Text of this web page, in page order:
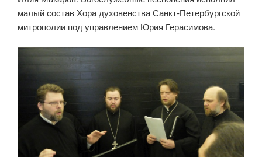
малый состав Хора духовенства Санкт-Петербургской
митрополии под управлением Юрия Герасимова.